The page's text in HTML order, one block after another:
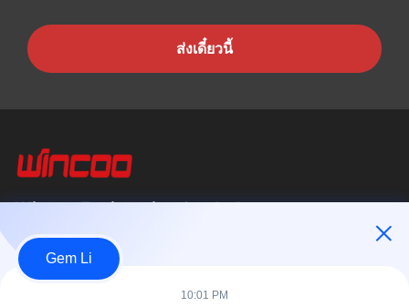
ส่งเดี๋ยวนี้
Wincoo Engineering Co., Ltd.
บริษัท วินคู เอ็นจิเนียริ่ง จำกัด (WINCOO) เชี่ยวชาญในการให้บริการ
โซลูชั่นและอุปกรณ์ที่ปรับแต่งตามความต้องการของลูกค้าในด้านการ
ผลิตท่อ,...
Gem Li
10:01 PM